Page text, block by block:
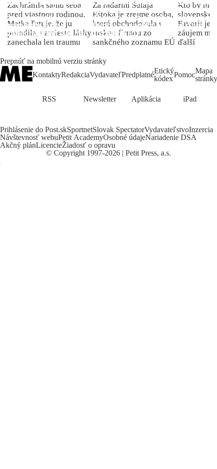
Zachránila samu seba
pred vlastnou rodinou.
Matka ľutuje, že ju
porodila, namiesto lásky
zanechala len traumu
Za radarmi Šutaja
Eštoka je zrejme osoba,
ktorá obchodovala s
ruskou firmou zo
sankčného zoznamu EÚ
Kto by
slovenské
Favorit je
záujem
ďalší
Prepnúť na mobilnú verziu stránky
KontaktyRedakciaVydavateľPredplatnéEtický
kódexPomocMapa
stránky
RSS Newsletter Aplikácia iPad
Prihlásenie do Post.skSportnetSlovak SpectatorVydavateľstvoInzercia
Návštevnosť webuPetit AcademyOsobné údajeNariadenie DSA
Akčný plánLicencieŽiadosť o opravu
© Copyright 1997-2026 | Petit Press, a.s.